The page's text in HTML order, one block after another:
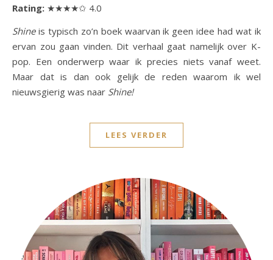
Rating: ★★★★✩ 4.0
Shineis typisch zo’n boek waarvan ik geen idee had wat ik
ervan zou gaan vinden. Dit verhaal gaat namelijk over K-
pop. Een onderwerp waar ik precies niets vanaf weet.
Maar dat is dan ook gelijk de reden waarom ik wel
nieuwsgierig was naar Shine!
LEES VERDER